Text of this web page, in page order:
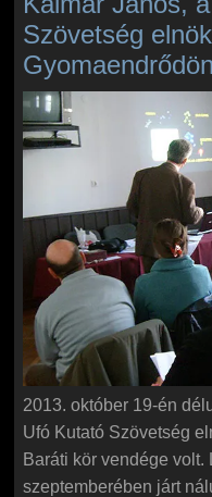
Szövetség
2013. október 19-én
Ufó Kutató Szövetség
Baráti kör vendége volt.
szeptemberében járt